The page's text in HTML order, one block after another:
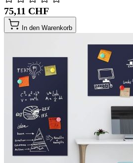
75,11 CHF
In den Warenkorb